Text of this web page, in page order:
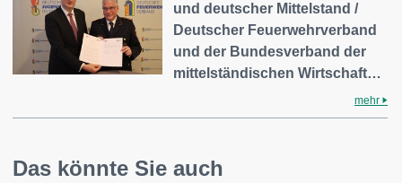
und deutscher Mittelstand /
Deutscher Feuerwehrverband
und der Bundesverband der
mittelständischen Wirtschaft…
mehr
Das könnte Sie auch